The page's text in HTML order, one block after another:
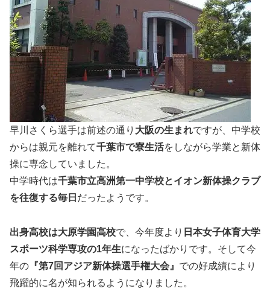
早川さくら選手は前述の通り 大阪の生まれですが、中学校
からは親元を離れて千葉市で寮生活をしながら学業と新体
操に専念していました。
中学時代は千葉市立高洲第一中学校とイオン新体操クラブ
を往復する毎日 だったようです。
出身高校は大原学園高校で、今年度より 日本女子体育大学
スポーツ科学専攻の1年生になったばかりです。そして今
年の 『第7回アジア新体操選手権大会』 での好成績により
飛躍的に名が知られるようになりました。